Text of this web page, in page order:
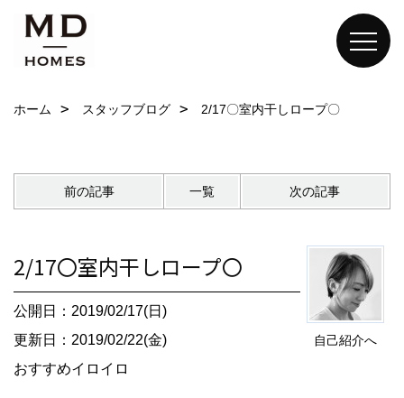
ホーム スタッフブログ 2/17〇室内干しロープ〇
前の記事 一覧 次の記事
自己紹介へ
2/17〇室内干しロープ〇
公開日：2019/02/17(日)
更新日：2019/02/22(金)
おすすめイロイロ